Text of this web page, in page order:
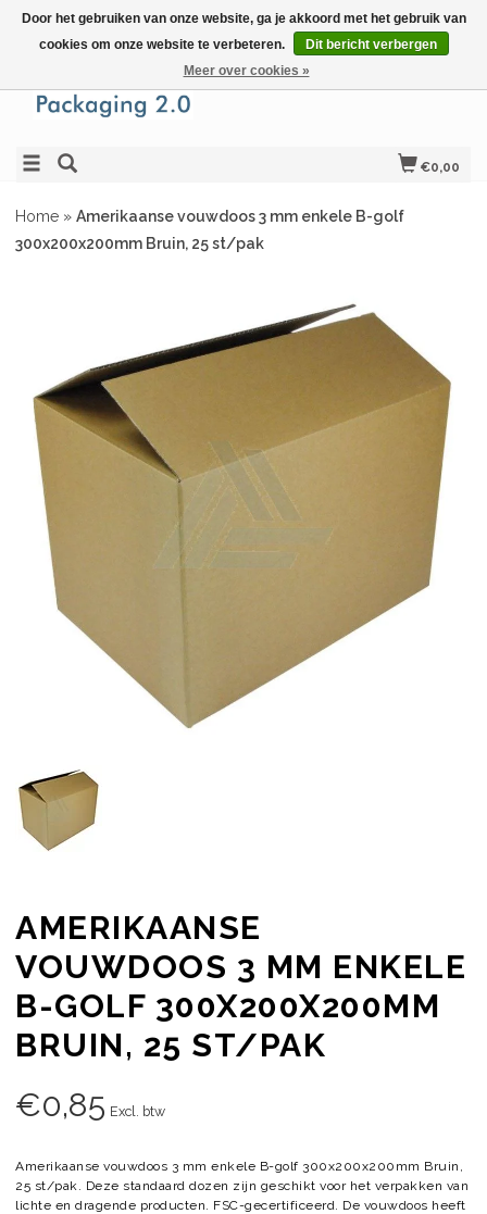
€0,00
Home » Amerikaanse vouwdoos 3 mm enkele B-golf
300x200x200mm Bruin, 25 st/pak
AMERIKAANSE
VOUWDOOS 3 MM ENKELE
B-GOLF 300X200X200MM
BRUIN, 25 ST/PAK
€0,85 Excl. btw
Amerikaanse vouwdoos 3 mm enkele B-golf 300x200x200mm Bruin,
25 st/pak. Deze standaard dozen zijn geschikt voor het verpakken van
lichte en dragende producten. FSC-gecertificeerd. De vouwdoos heeft
Door het gebruiken van onze website, ga je akkoord met het gebruik van
cookies om onze website te verbeteren.
Dit bericht verbergen
Meer over cookies »